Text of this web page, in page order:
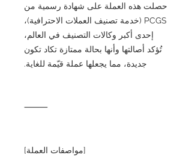
حصلت هذه العملة على شهادة رسمية من
PCGS (خدمة تصنيف العملات الاحترافية)،
إحدى أكبر وكالات التصنيف في العالم،
تُؤكد أصالتها وأنها بحالة ممتازة تكاد تكون
جديدة، مما يجعلها عملة قيّمة للغاية.
⸻
[مواصفات العملة]